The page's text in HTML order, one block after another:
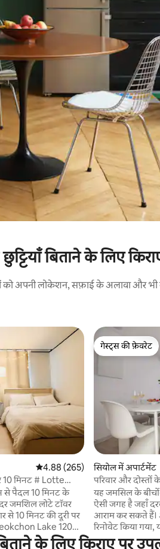
या टच या फिर स्वाइप जेस्चर का इस्तेमाल करके
बिताने के लिए
को अपनी लोकेशन, सफ़ाई के अलावा और भी
औसत रेटिंग 5 में से 4.88, 265 समीक्षाएँ
4.88 (265)
मिनट # Lotte
पर # Songnidan
# होटल बिस्तर
से पैदल 10 मिनट के
जमशिल लोटे टॉवर
10 मिनट की दूरी पर
Lake 120
को मूवी थिएटर की
गेस्ट्स की फ़ेवरेट
गेस्ट्स की फ़ेवरेट
सियोल में अपार्टमेंट
परिवार और
रूम#लोटे
रखने की
यह जमसिल के
ऐसी जगह है जहाँ
आराम कर सकते हैं। अप्रैल 2026 में हाल ही में
रिनोवेट किया
घर दोस्तों की
के लिए किराए पर